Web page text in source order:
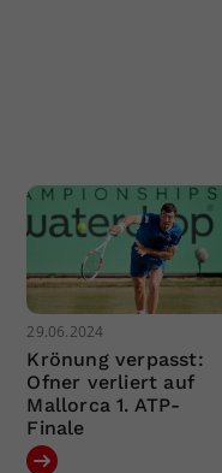
29.06.2024
Krönung verpasst:
Ofner verliert auf
Mallorca 1. ATP-
Finale